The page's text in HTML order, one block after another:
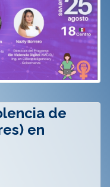
de
en